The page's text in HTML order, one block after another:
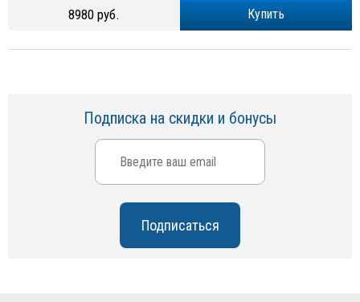
Купить
8980 руб.
Подписка на скидки и бонусы